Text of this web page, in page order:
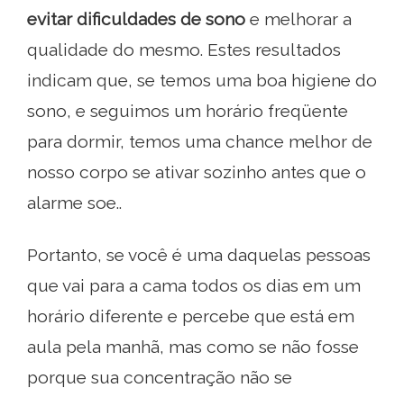
evitar dificuldades de sono e melhorar a
qualidade do mesmo. Estes resultados
indicam que, se temos uma boa higiene do
sono, e seguimos um horário freqüente
para dormir, temos uma chance melhor de
nosso corpo se ativar sozinho antes que o
alarme soe..
Portanto, se você é uma daquelas pessoas
que vai para a cama todos os dias em um
horário diferente e percebe que está em
aula pela manhã, mas como se não fosse
porque sua concentração não se